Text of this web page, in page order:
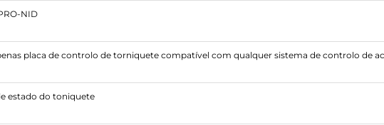
NID
placa de controlo de torniquete compatível com qualquer sistema de controlo de
estado do toniquete